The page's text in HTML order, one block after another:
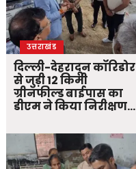
उत्तराखंड
दिल्ली-देहरादून कॉरिडोर
से जुड़ी 12 किमी
ग्रीनफील्ड बाईपास का
डीएम ने किया निरीक्षण…